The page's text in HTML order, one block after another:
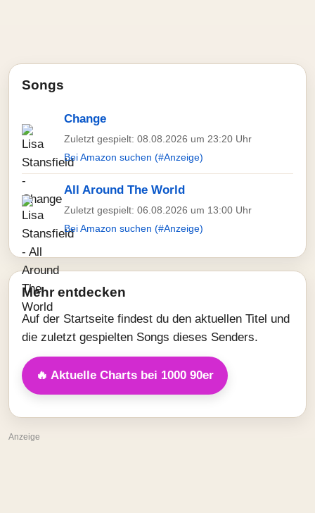
Songs
Change
Zuletzt gespielt: 08.08.2026 um 23:20 Uhr
Bei Amazon suchen (#Anzeige)
All Around The World
Zuletzt gespielt: 06.08.2026 um 13:00 Uhr
Bei Amazon suchen (#Anzeige)
Mehr entdecken
Auf der Startseite findest du den aktuellen Titel und
die zuletzt gespielten Songs dieses Senders.
🔥 Aktuelle Charts bei 1000 90er
Anzeige